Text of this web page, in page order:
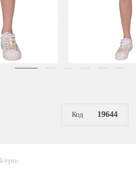
Код 19644
грн.